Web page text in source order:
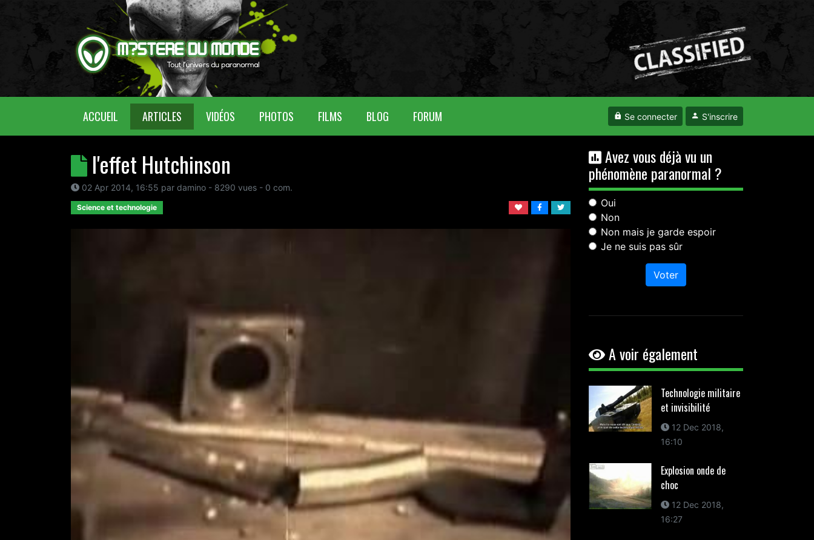
ACCUEIL (CURRENT)ARTICLES VIDÉOS PHOTOS FILMS BLOG FORUM Se connecter S'inscrire
l'effet Hutchinson
02 Apr 2014, 16:55 par damino - 8290 vues - 0 com.
Science et technologie
Avez vous déjà vu un
phénomène paranormal ?
Oui
Non
Non mais je garde espoir
Je ne suis pas sûr
Voter
A voir également
Technologie militaire
et invisibilité
12 Dec 2018,
16:10
Explosion onde de
choc
12 Dec 2018,
16:27